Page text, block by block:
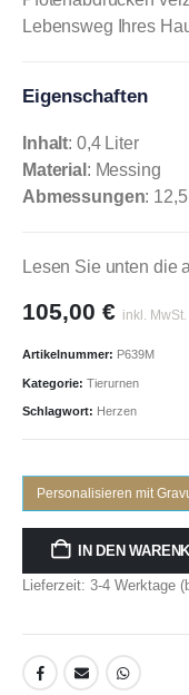
Lebensweg Ihres
Eigenschaften
Inhalt: 0,4 Liter
Material : Messing
Abmessungen:
Lesen Sie unten die
105,00 € inkl. MwSt.
Artikelnummer: P639M
Kategorie: Tierurnen
Schlagwort: Herzen
Personalisieren mit
IN DEN
Lieferzeit: 3-4 Werktage